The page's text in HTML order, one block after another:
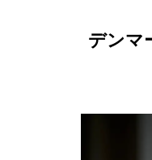
デンマ